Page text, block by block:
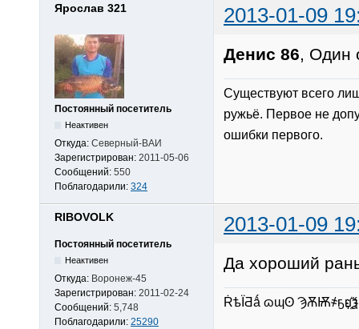
Ярослав 321 2013-01-09
Постоянный посетитель
Неактивен
Откуда: Северный-ВАИ
Зарегистрирован: 2011-05-06
Сообщений: 550
Поблагодарили: 324
Денис 86, Один
Существуют всего
ружьё. Первое не
ошибки первого.
RIBOVOLK 2013-01-09
Постоянный посетитель
Неактивен
Откуда: Воронеж-45
Зарегистрирован: 2011-02-24
Сообщений: 5,748
Поблагодарили: 25290
Да хороший
ṘѣЇƋǻ ɷɰʘ ϠѪѬ҂ҕџ҈҉ѯ